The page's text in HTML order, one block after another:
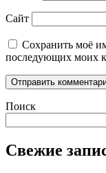
Сайт
Сохранить моё
последующих моих
Поиск
Свежие